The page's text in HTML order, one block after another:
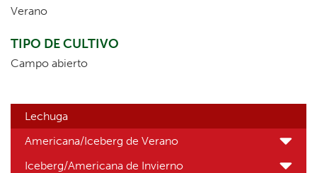
Verano
TIPO DE CULTIVO
Campo abierto
Lechuga
Americana/Iceberg de Verano
Iceberg/Americana de Invierno